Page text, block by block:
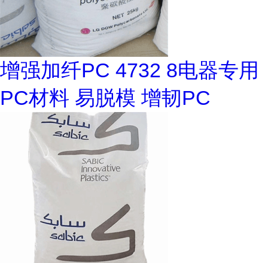
增强加纤PC 4732 8电器专用
PC材料 易脱模 增韧PC